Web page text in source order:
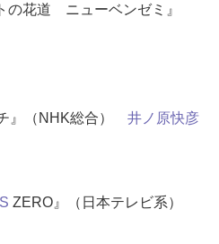
花道 ニューベンゼミ』
』（NHK総合） 井ノ原快彦
ZERO』（日本テレビ系）